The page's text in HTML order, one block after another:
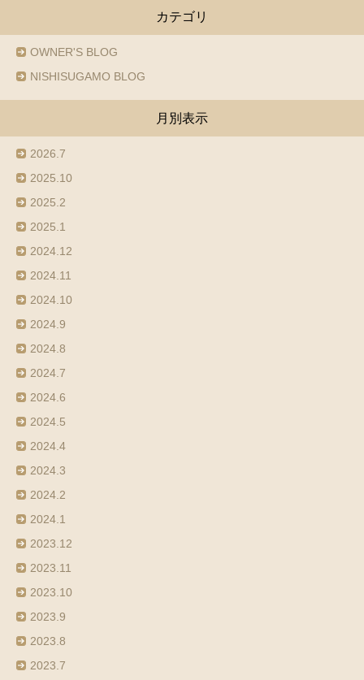
カテゴリ
OWNER'S BLOG
NISHISUGAMO BLOG
月別表示
2026.7
2025.10
2025.2
2025.1
2024.12
2024.11
2024.10
2024.9
2024.8
2024.7
2024.6
2024.5
2024.4
2024.3
2024.2
2024.1
2023.12
2023.11
2023.10
2023.9
2023.8
2023.7